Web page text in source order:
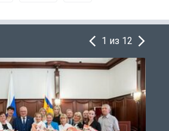
1 из 12